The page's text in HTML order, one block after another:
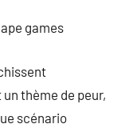
games
un thème de peur,
scénario